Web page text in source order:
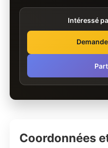
Intéressé
Coordonnées